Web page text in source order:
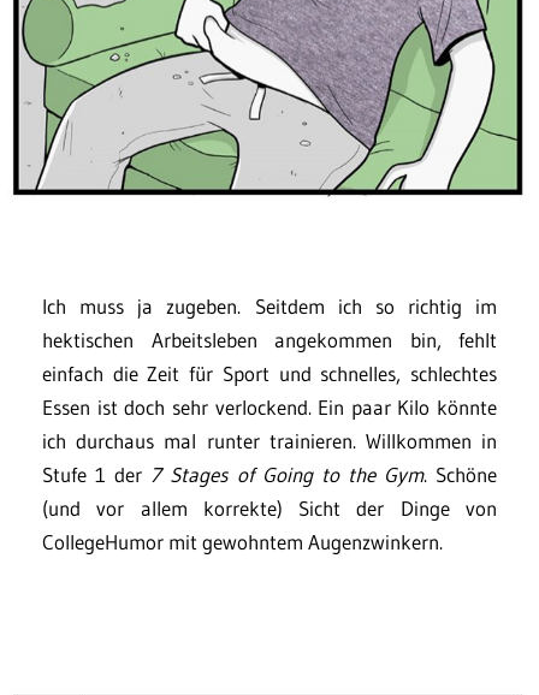
Ich muss ja zugeben. Seitdem ich so richtig im
hektischen Arbeitsleben angekommen bin, fehlt
einfach die Zeit für Sport und schnelles, schlechtes
Essen ist doch sehr verlockend. Ein paar Kilo könnte
ich durchaus mal runter trainieren. Willkommen in
Stufe 1 der 7 Stages of Going to the Gym. Schöne
(und vor allem korrekte) Sicht der Dinge von
CollegeHumor mit gewohntem Augenzwinkern.